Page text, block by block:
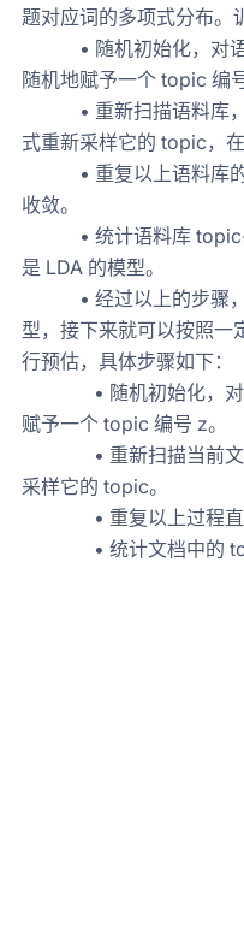
题对应词的多项式分布。
• 随机初始化，对语
随机地赋予一个 topic 编
• 重新扫描语料库，
式重新采样它的 topic，
• 重复以上语料库的
收敛。
• 统计语料库 topic-
是 LDA 的模型。
• 经过以上的步骤，
型，接下来就可以按照一
行预估，具体步骤如下：
• 随机初始化，对当
赋予一个 topic 编号 z。
• 重新扫描当前文档
采样它的 topic。
• 重复以上过程直到
• 统计文档中的